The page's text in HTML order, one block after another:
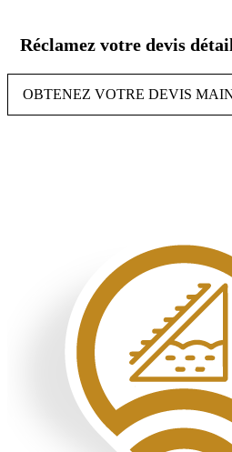
contenu
Réclamez votre devis
OBTENEZ VOTRE DEVIS